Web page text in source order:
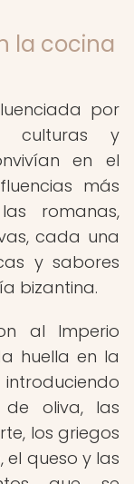
la cocina
por
culturas y
en el
más
romanas,
cada una
y sabores
bizantina.
al Imperio
huella en la
de oliva, las
los griegos
queso y las